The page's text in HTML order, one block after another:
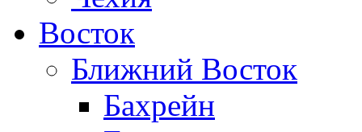
Восток
Ближний Восток
Бахрейн